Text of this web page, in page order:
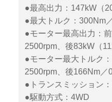
●最高出力：147kW（
●最大トルク：300Nm
●モーター最高出力：
2500rpm、後83kW（
●モーター最大トルク
2500rpm、後166Nm／
●トランスミッション
●駆動方式：4WD